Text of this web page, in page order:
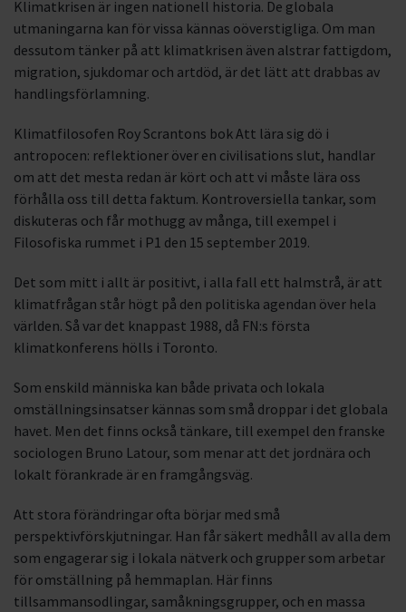
Klimatkrisen är ingen nationell historia. De globala
utmaningarna kan för vissa kännas oöverstigliga. Om man
dessutom tänker på att klimatkrisen även alstrar fattigdom,
migration, sjukdomar och artdöd, är det lätt att drabbas av
handlingsförlamning.
Klimatfilosofen Roy Scrantons bok Att lära sig dö i
antropocen: reflektioner över en civilisations slut, handlar
om att det mesta redan är kört och att vi måste lära oss
förhålla oss till detta faktum. Kontroversiella tankar, som
diskuteras och får mothugg av många, till exempel i
Filosofiska rummet i P1 den 15 september 2019.
Det som mitt i allt är positivt, i alla fall ett halmstrå, är att
klimatfrågan står högt på den politiska agendan över hela
världen. Så var det knappast 1988, då FN:s första
klimatkonferens hölls i Toronto.
Som enskild människa kan både privata och lokala
omställningsinsatser kännas som små droppar i det globala
havet. Men det finns också tänkare, till exempel den franske
sociologen Bruno Latour, som menar att det jordnära och
lokalt förankrade är en framgångsväg.
Att stora förändringar ofta börjar med små
perspektivförskjutningar. Han får säkert medhåll av alla dem
som engagerar sig i lokala nätverk och grupper som arbetar
för omställning på hemmaplan. Här finns
tillsammansodlingar, samåkningsgrupper, och en massa